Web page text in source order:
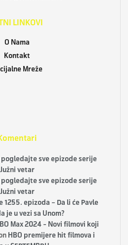
LINKOVI
O Nama
Kontakt
Mreže
pogledajte sve epizode serije
Južni vetar
pogledajte sve epizode serije
Južni vetar
1255. epizoda – Da li će Pavle
je u vezi sa Unom?
Max 2024 - Novi filmovi koji
HBO premijere hit filmova i